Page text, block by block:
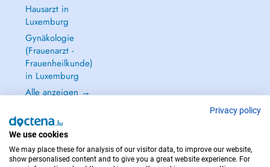
Hausarzt in
Luxemburg
Gynäkologie
(Frauenarzt -
Frauenheilkunde)
in Luxemburg
Alle anzeigen →
IM NOTFALL WENDEN SIE SICH AN : 112
Privacy policy
We use cookies
We may place these for analysis of our visitor data, to improve our website,
show personalised content and to give you a great website experience. For